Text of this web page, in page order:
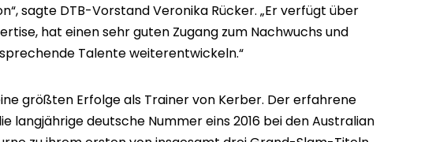
sagte DTB-Vorstand Veronika Rücker. „Er verfügt über
hat einen sehr guten Zugang zum Nachwuchs und
Talente weiterentwickeln.“
größten Erfolge als Trainer von Kerber. Der erfahrene
langjährige deutsche Nummer eins 2016 bei den Australian